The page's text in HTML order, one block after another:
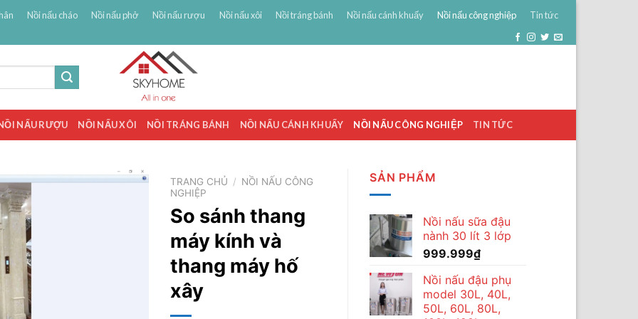
Nồi nấu cháo Nồi nấu phở Nồi nấu rượu Nồi nấu xôi Nồi tráng bánh Nồi nấu cánh khuấy Nồi nấu công nghiệp Tin tức
NẤU RƯỢU NỒI NẤU XÔI NỒI TRÁNG BÁNH NỒI NẤU CÁNH KHUẤY NỒI NẤU CÔNG NGHIỆP TIN TỨC
TRANG CHỦ / NỒI NẤU CÔNG
NGHIỆP
So sánh thang
máy kính và
thang máy hố
xây
SẢN PHẨM
Nồi nấu sữa đậu
nành 30 lít 3 lớp
999.999₫
Nồi nấu đậu phụ
model 30L, 40L,
50L, 60L, 80L,